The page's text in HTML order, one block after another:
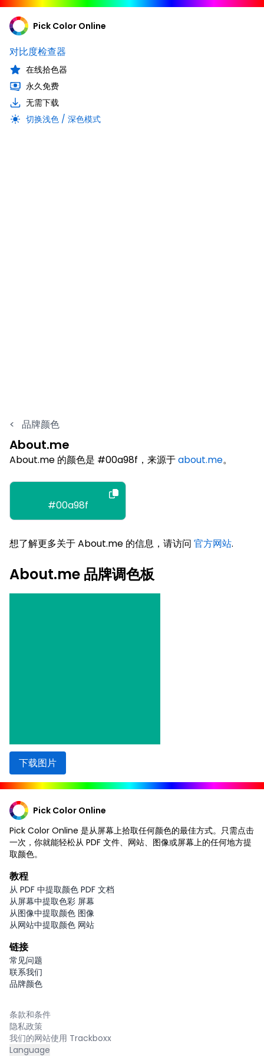
Pick Color Online
对比度检查器
在线拾色器
永久免费
无需下载
切换浅色 / 深色模式
< 品牌颜色
About.me
About.me 的颜色是 #00a98f，来源于about.me。
#00a98f
想了解更多关于 About.me 的信息，请访问 官方网站.
About.me 品牌调色板
下载图片
Pick Color Online
Pick Color Online 是从屏幕上拾取任何颜色的最佳方式。只需点击
一次，你就能轻松从 PDF 文件、网站、图像或屏幕上的任何地方提
取颜色。
教程
从 PDF 中提取颜色 PDF 文档
从屏幕中提取色彩 屏幕
从图像中提取颜色 图像
从网站中提取颜色 网站
链接
常见问题
联系我们
品牌颜色
条款和条件
隐私政策
我们的网站使用 Trackboxx
Language